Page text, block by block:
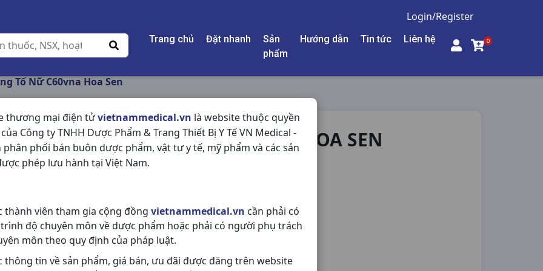
Login/Register
Trang chủ Đặt nhanh
Sản
phẩm
Hướng dẫn Tin tức Liên hệ 0
thương mại điện tửvietnammedical.vn là website thuộc quyền
Công ty TNHH Dược Phẩm & Trang Thiết Bị Y Tế VN Medical -
phân phối bán buôn dược phẩm, vật tư y tế, mỹ phẩm và các sản
phép lưu hành tại Việt Nam.
thành viên tham gia cộng đồng vietnammedical.vn cần phải có
độ chuyên môn về dược phẩm hoặc phải có người phụ trách
môn theo quy định của pháp luật.
thông tin về sản phẩm, giá bán, ưu đãi được đăng trên website
Tố Nữ C60vna Hoa Sen
HOÀNG TỐ NỮ C60VNA HOA SEN
NSX:Hoa Sen
Chia sẻ qua mạng xã hội: